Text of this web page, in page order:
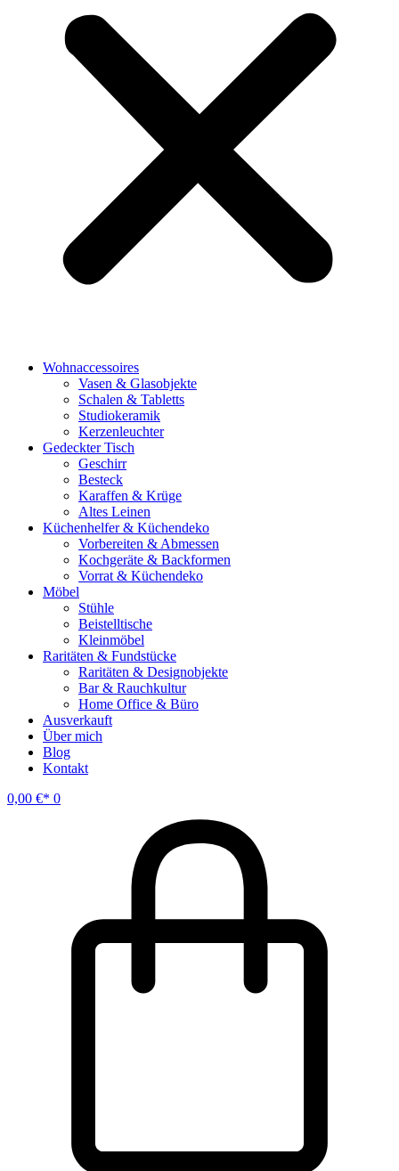
Wohnaccessoires
Vasen & Glasobjekte
Schalen & Tabletts
Studiokeramik
Kerzenleuchter
Gedeckter Tisch
Geschirr
Besteck
Karaffen & Krüge
Altes Leinen
Küchenhelfer & Küchendeko
Vorbereiten & Abmessen
Kochgeräte & Backformen
Vorrat & Küchendeko
Möbel
Stühle
Beistelltische
Kleinmöbel
Raritäten & Fundstücke
Raritäten & Designobjekte
Bar & Rauchkultur
Home Office & Büro
Ausverkauft
Über mich
Blog
Kontakt
0,00 € 0